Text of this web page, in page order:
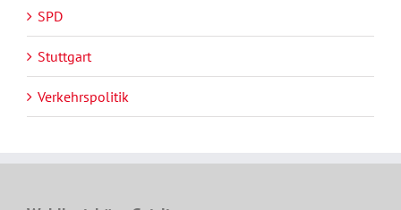
SPD
Stuttgart
Verkehrspolitik